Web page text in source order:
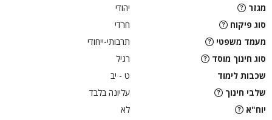
מגזר
יהודי
סוג פיקוח
חרדי
מעמד משפטי
תרבותי-ייחודי
סוג חינוך מוסד
רגיל
שכבות לימוד
ט - יב
שלבי חינוך
עליונה בלבד
יוח"א
לא